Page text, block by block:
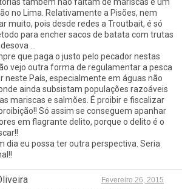
também não faltam de mariscas e um
no Lima. Relativamente a Pisões, nem
muito, pois desde redes a Troutbait, é só
para encher sacos de batata com trutas
…
que paga o justo pelo pecador nestas
vejo outra forma de regulamentar a pesca
neste País, especialmente em águas não
ainda subsistam populações razoáveis
mariscas e salmões. É proibir e fiscalizar
Só assim se conseguem apanhar
em flagrante delito, porque o delito é o
dia eu possa ter outra perspectiva. Seria
Fevereiro 26, 2015